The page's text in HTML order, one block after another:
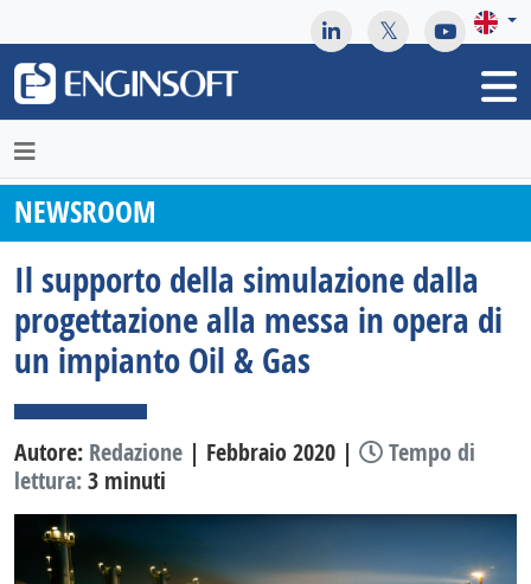
NEWSROOM
Il supporto della simulazione dalla
progettazione alla messa in opera di
un impianto Oil & Gas
Autore: Redazione | Febbraio 2020 |
Tempo di
lettura:3 minuti
May we use cookies to track your activities? We take your
privacy very seriously. Please see our privacy policy for details
and any questions.